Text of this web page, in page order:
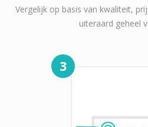
Vergelijk op basis van kwaliteit,
uiteraard geheel
3